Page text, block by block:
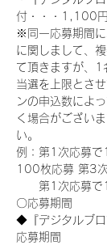
付・・・1,100
※同一応募期間
に関しまして、
て頂きますが、
当選を上限とさ
ンの申込数によ
く場合がござい
い。
例：第1次応募
100枚応募 第3
第1次応募で
〇応募期間
◆『デジタルブ
応募期間